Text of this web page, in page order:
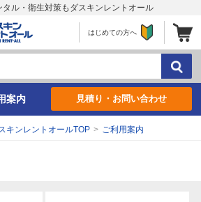
タル・衛生対策もダスキンレントオール
はじめての方へ
案内 見積り・お問い合わせ
キンレントオールTOP > ご利用案内